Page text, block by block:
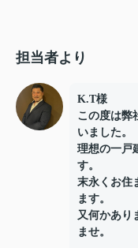
担当者より
K.T様
この度は弊
いました。
理想の一戸
す。
末永くお住
ます。
又何かあり
ませ。